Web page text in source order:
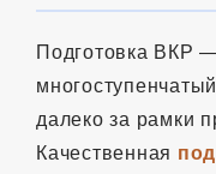
Подготовка ВКР
далеко за рамки
Качественная